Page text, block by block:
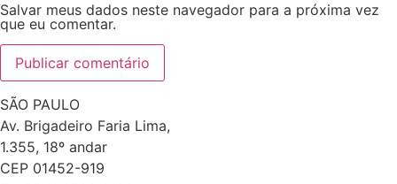
Salvar meus dados neste navegador para a próxima vez
que eu comentar.
SÃO PAULO
Av. Brigadeiro Faria Lima,
1.355, 18º andar
CEP 01452-919